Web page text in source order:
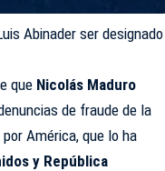
Abinader ser designado
que Nicolás Maduro
de fraude de la
América, que lo ha
y República